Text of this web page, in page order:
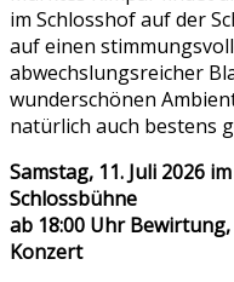
im Schlosshof auf der
auf einen
abwechslungsreicher
wunderschönen
natürlich auch bestens
Samstag, 11. Juli 2026
Schlossbühne
ab 18:00 Uhr
Konzert